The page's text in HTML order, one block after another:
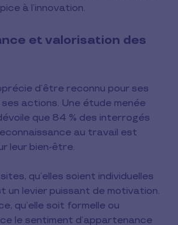
à l’innovation.
et valorisation des
d’être reconnu pour ses
actions. Une étude menée
que 84 % des interrogés
au travail est
leur bien-être.
qu’elles soient individuelles
un levier puissant de motivation.
qu’elle soit formelle ou
le sentiment d’appartenance